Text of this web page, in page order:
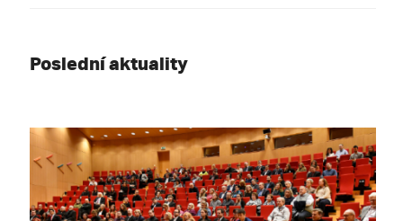
Poslední aktuality